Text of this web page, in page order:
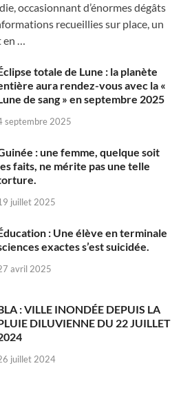
occasionnant d’énormes dégâts
recueillies sur place, un
en …
totale de Lune : la planète
aura rendez-vous avec la «
de sang » en septembre 2025
septembre 2025
: une femme, quelque soit
faits, ne mérite pas une telle
juillet 2025
: Une élève en terminale
exactes s’est suicidée.
avril 2025
: VILLE INONDÉE DEPUIS LA
DILUVIENNE DU 22 JUILLET
juillet 2024